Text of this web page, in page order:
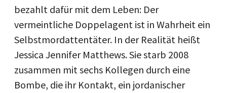
bezahlt dafür mit dem Leben: Der
vermeintliche Doppelagent ist in Wahrheit ein
Selbstmordattentäter. In der Realität heißt
Jessica Jennifer Matthews. Sie starb 2008
zusammen mit sechs Kollegen durch eine
Bombe, die ihr Kontakt, ein jordanischer